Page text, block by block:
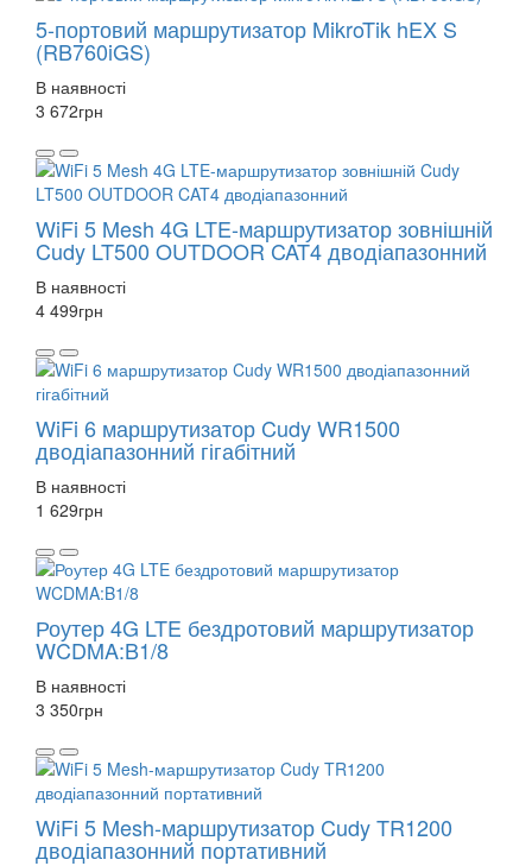
5-портовий маршрутизатор MikroTik hEX S
(RB760iGS)
В наявності
3 672грн
WiFi 5 Mesh 4G LTE-маршрутизатор зовнішній
Cudy LT500 OUTDOOR CAT4 дводіапазонний
В наявності
4 499грн
WiFi 6 маршрутизатор Cudy WR1500
дводіапазонний гігабітний
В наявності
1 629грн
Роутер 4G LTE бездротовий маршрутизатор
WCDMA:B1/8
В наявності
3 350грн
WiFi 5 Mesh-маршрутизатор Cudy TR1200
дводіапазонний портативний